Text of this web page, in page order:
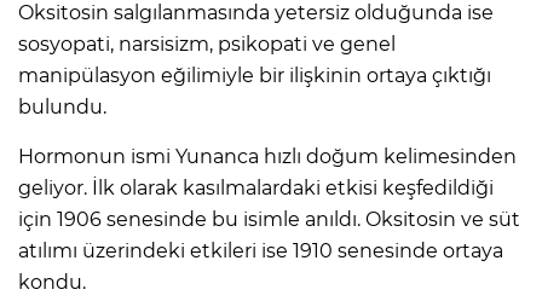
Oksitosin salgılanmasında yetersiz olduğunda ise
sosyopati, narsisizm, psikopati ve genel
manipülasyon eğilimiyle bir ilişkinin ortaya çıktığı
bulundu.
Hormonun ismi Yunanca hızlı doğum kelimesinden
geliyor. İlk olarak kasılmalardaki etkisi keşfedildiği
için 1906 senesinde bu isimle anıldı. Oksitosin ve süt
atılımı üzerindeki etkileri ise 1910 senesinde ortaya
kondu.